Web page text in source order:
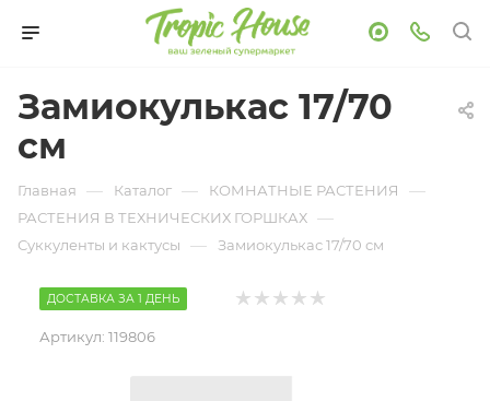
Замиокулькас 17/70
см
Главная — Каталог — КОМНАТНЫЕ РАСТЕНИЯ —
РАСТЕНИЯ В ТЕХНИЧЕСКИХ ГОРШКАХ —
Суккуленты и кактусы — Замиокулькас 17/70 см
ДОСТАВКА ЗА 1 ДЕНЬ
Артикул: 119806